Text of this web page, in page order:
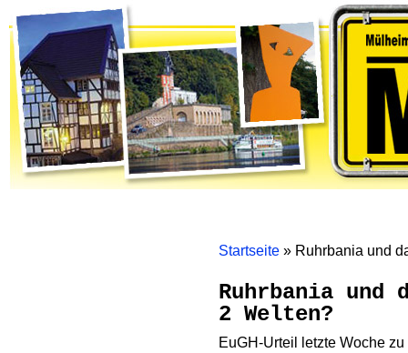
Startseite » Ruhrbania und
Ruhrbania und
2 Welten?
EuGH-Urteil letzte Woche